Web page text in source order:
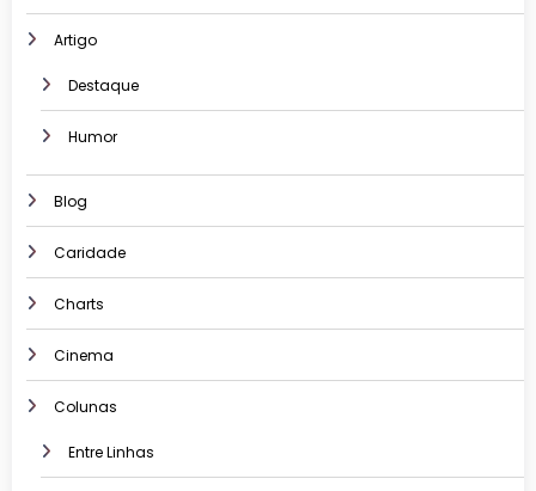
Artigo
Destaque
Humor
Blog
Caridade
Charts
Cinema
Colunas
Entre Linhas